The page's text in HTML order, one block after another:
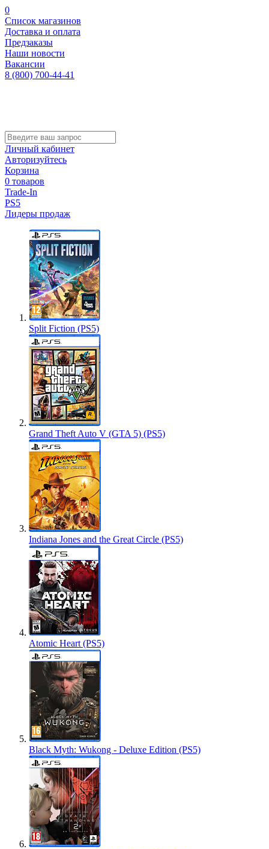
0
Список магазинов
Доставка и оплата
Предзаказы
Наши новости
Вакансии
8 (800) 700-44-41
Личный кабинет
Авторизуйтесь
Корзина
0 товаров
Trade-In
PS5
Лидеры продаж
Split Fiction (PS5)
Grand Theft Auto V (GTA 5) (PS5)
Indiana Jones and the Great Circle (PS5)
Atomic Heart (PS5)
Black Myth: Wukong - Deluxe Edition (PS5)